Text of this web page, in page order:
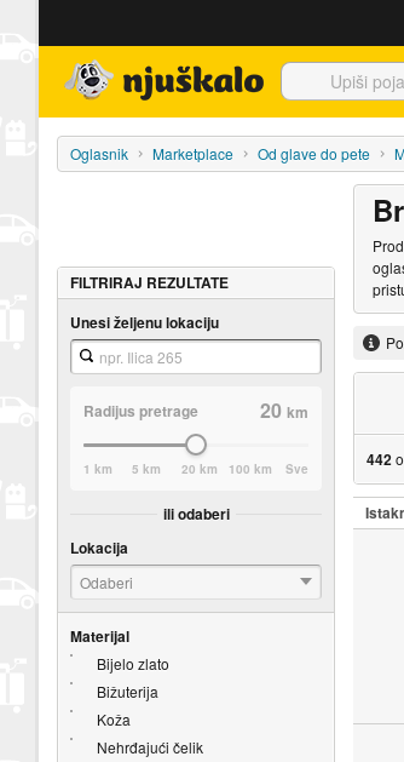
Oglasnik Marketplace Od glave do pete
442
FILTRIRAJ REZULTATE
Unesi željenu lokaciju
Radijus pretrage 20km
1 km 5 km 20 km 100 km Sve
ili odaberi
Lokacija
Odaberi
Materijal
Bijelo zlato
Bižuterija
Koža
Nehrđajući čelik